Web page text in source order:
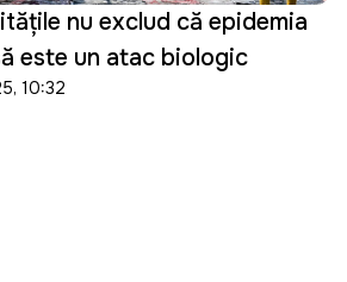
nu exclud că epidemia
este un atac biologic
10:32